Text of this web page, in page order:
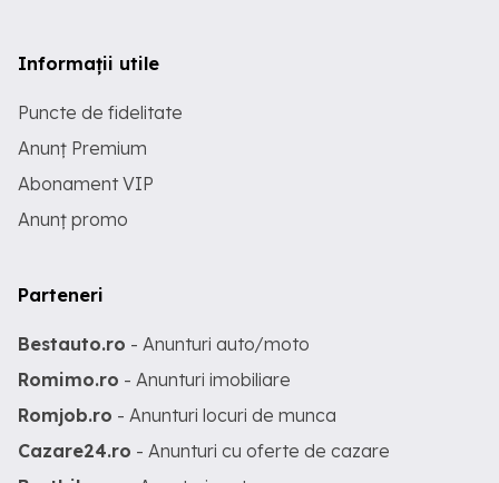
Informații utile
Puncte de fidelitate
Anunț Premium
Abonament VIP
Anunț promo
Parteneri
Bestauto.ro - Anunturi auto/moto
Romimo.ro - Anunturi imobiliare
Romjob.ro - Anunturi locuri de munca
Cazare24.ro - Anunturi cu oferte de cazare